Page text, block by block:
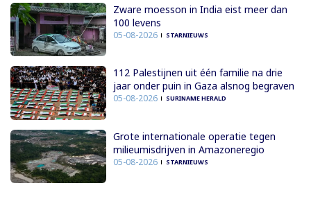
Zware moesson in India eist meer dan
100 levens
05-08-2026 STARNIEUWS
112 Palestijnen uit één familie na drie
jaar onder puin in Gaza alsnog begraven
05-08-2026 SURINAME HERALD
Grote internationale operatie tegen
milieumisdrijven in Amazoneregio
05-08-2026 STARNIEUWS